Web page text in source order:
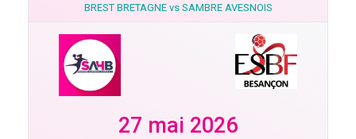
BREST BRETAGNE vs SAMBRE AVESNOIS
27 mai 2026